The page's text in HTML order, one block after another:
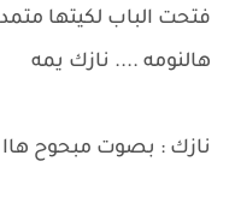
فتحت الباب لكيتها
هالنومه .... نازك يمه
نازك : بصوت مبحوح هاا